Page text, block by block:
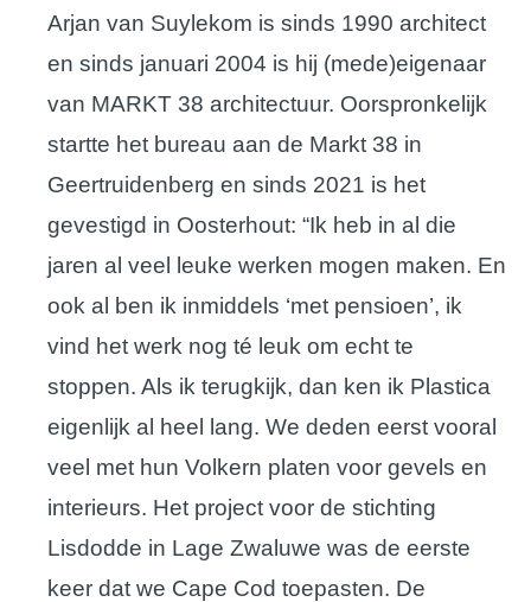
Arjan van Suylekom is sinds 1990 architect
en sinds januari 2004 is hij (mede)eigenaar
van MARKT 38 architectuur. Oorspronkelijk
startte het bureau aan de Markt 38 in
Geertruidenberg en sinds 2021 is het
gevestigd in Oosterhout: “Ik heb in al die
jaren al veel leuke werken mogen maken. En
ook al ben ik inmiddels ‘met pensioen’, ik
vind het werk nog té leuk om echt te
stoppen. Als ik terugkijk, dan ken ik Plastica
eigenlijk al heel lang. We deden eerst vooral
veel met hun Volkern platen voor gevels en
interieurs. Het project voor de stichting
Lisdodde in Lage Zwaluwe was de eerste
keer dat we Cape Cod toepasten. De